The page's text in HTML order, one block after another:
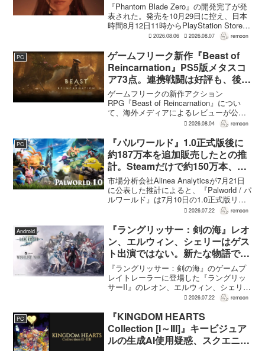
『Phantom Blade Zero』の開発完了が発
表された。発売を10月29日に控え、日本
時間8月12日11時からPlayStation Store、
Steam、Epic Games Storeで予約受付が
2026.08.06 2026.08.07 remoon
PC
ゲームフリーク新作『Beast of
Reincarnation』PS5版メタスコ
ア73点。連携戦闘は好評も、後半
の“ボス再戦続き”には不満
ゲームフリークの新作アクション
RPG『Beast of Reincarnation』につい
て、海外メディアによるレビューが公開
された。PS5版のメタスコアは73。採点
否両論で、不評に分類されたレビュ...
2026.08.04 remoon
PC
『パルワールド』1.0正式版後に
約187万本を追加販売したとの推
計。Steamだけで約150万本、累
計3050万本規模
市場分析会社Alinea Analyticsが7月21日
に公表した推計によると、『Palworld / パ
ルワールド』は7月10日の1.0正式版リリ
ース後、Steamで約150万本、PS5で約30
各プ...
2026.07.22 remoon
Android
『ラングリッサー：剣の海』レオ
ン、エルウィン、シェリーはゲス
ト出演ではない。新たな物語で重
要な役割を担う
『ラングリッサー：剣の海』のゲームプ
レイトレーラーに登場した『ラングリッ
サーII』のレオン、エルウィン、シェリー
は、単なるファンサービスやゲスト出演
を担う。ファミ通のメールインタビュー
で本作のプロデューサ...
2026.07.22 remoon
PC
『KINGDOM HEARTS
Collection [I～III]』キービジュア
ルの生成AI使用疑惑、スクエニが